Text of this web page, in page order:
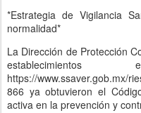
*Estrategia de Vigilancia
normalidad*
La Dirección de Protección
https://www.ssaver.gob.mx/
866 ya obtuvieron el
activa en la prevención y